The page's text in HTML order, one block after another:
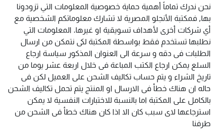
نحن ندرك تماماً أهمية حماية خصوصية المعلومات التي تزودونا
بها, فمكتبة الأنجلو المصرية لا تشارك معلوماتكم الشخصية مع
أي شركات أخرى لأهداف تسويقية او غيرها. المعلومات التي
نطلبها تستخدم فقط بواسطة المكتبة لكى نتمكن من ارسال
الطلبات فى دقه و سرعة الى العنوان المذكور سياسة ارجاع
السلع يمكن ارجاع الكتب المباعة فى خلال اربعة عشر يوما من
تاريخ الشراء و يتم حساب تكاليف الشحن على العميل لكن فى
حاله ان هناك خطأ فى الارسال او المنتج يتم تحمل تكاليف الشحن
بالكامل على المكتبة اما بالنسبة للاختبارات النفسية لا يمكن
استرجاعها لاى سبب كان الا اذا كان هناك خطأ فى الشحن من
طرفنا